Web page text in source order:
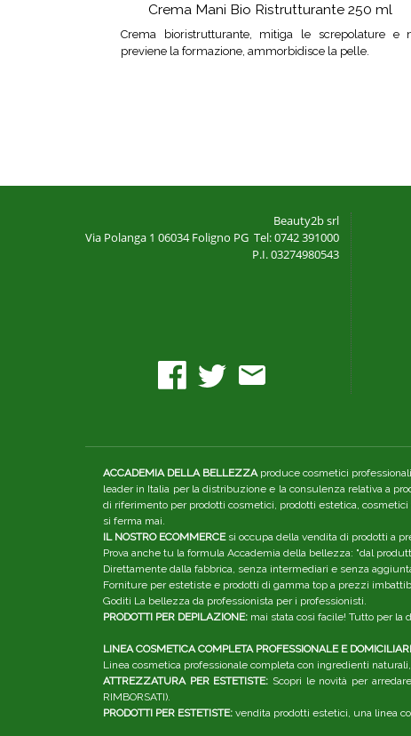
Crema Mani Bio Ristrutturante 250 ml
Crema bioristrutturante, mitiga le screpolature e
previene la formazione, ammorbidisce la pelle.
Beauty2b srl
Via Polanga 1 06034 Foligno PG Tel: 0742 391000
P.I. 03274980543
ACCADEMIA DELLA BELLEZZAproduce cosmetici
leader in Italia per la distribuzione e la consulenza relativa a
di riferimento per prodotti cosmetici, prodotti estetica,
si ferma mai.
IL NOSTRO ECOMMERCEsi occupa della vendita di prodotti a
Prova anche tu la formula Accademia della bellezza: "dal
Direttamente dalla fabbrica, senza intermediari e senza
Forniture per estetiste e prodotti di gamma top a prezzi
Goditi La bellezza da professionista per i professionisti.
PRODOTTI PER DEPILAZIONE: mai stata così facile! Tutto per
LINEA COSMETICA COMPLETA PROFESSIONALE E
Linea cosmetica professionale completa con ingredienti
ATTREZZATURA PER ESTETISTE: Scopri le novità per
RIMBORSATI).
PRODOTTI PER ESTETISTE: vendita prodotti estetici, una linea